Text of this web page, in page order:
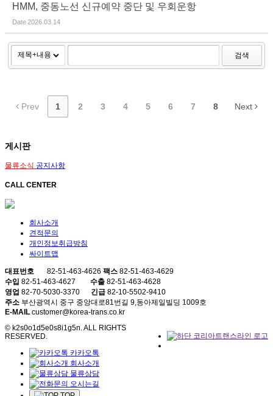
HMM, 중동노선 신규예약 중단 및 우회운항
Date2026.03.14
검색
Prev 1 2 3 4 5 6 7 8 Next
게시판
물류소식 공지사항
CALL CENTER
회사소개
견적문의
개인정보취급방침
싸이트맵
대표번호 82-51-463-4626 팩스 82-51-463-4629
수입 82-51-463-4627 수출 82-51-463-4628
영업 82-70-5030-3370 긴급 82-10-5502-9410
주소 부산광역시 중구 중앙대로81번길 9,동아제일빌딩 1009호
E-MAIL customer@korea-trans.co.kr
© k2s0o1d5e0s8i1g5n. ALL RIGHTS
RESERVED.
카카오톡
회사소개
물류상담
오시는길